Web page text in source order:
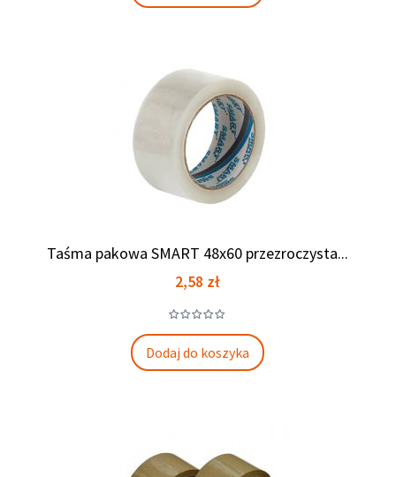
Taśma pakowa SMART 48x60 przezroczysta...
Cena
2,58 zł
Dodaj do koszyka